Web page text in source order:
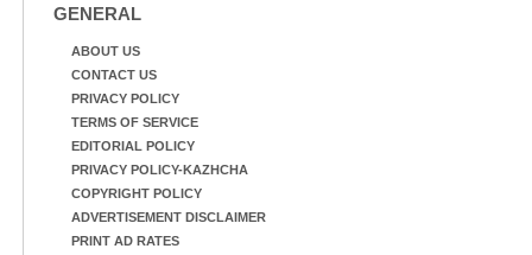
GENERAL
ABOUT US
CONTACT US
PRIVACY POLICY
TERMS OF SERVICE
EDITORIAL POLICY
PRIVACY POLICY-KAZHCHA
COPYRIGHT POLICY
ADVERTISEMENT DISCLAIMER
PRINT AD RATES